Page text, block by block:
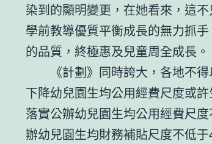
染到的顯明變更，在她看來，這
學前教導優質平衡成長的無力抓
的品質，終極惠及兒童周全成長。
《計劃》同時誇大，各地不
下降幼兒園生均公用經費尺度或
落實公辦幼兒園生均公用經費尺
辦幼兒園生均財務補貼尺度不低于